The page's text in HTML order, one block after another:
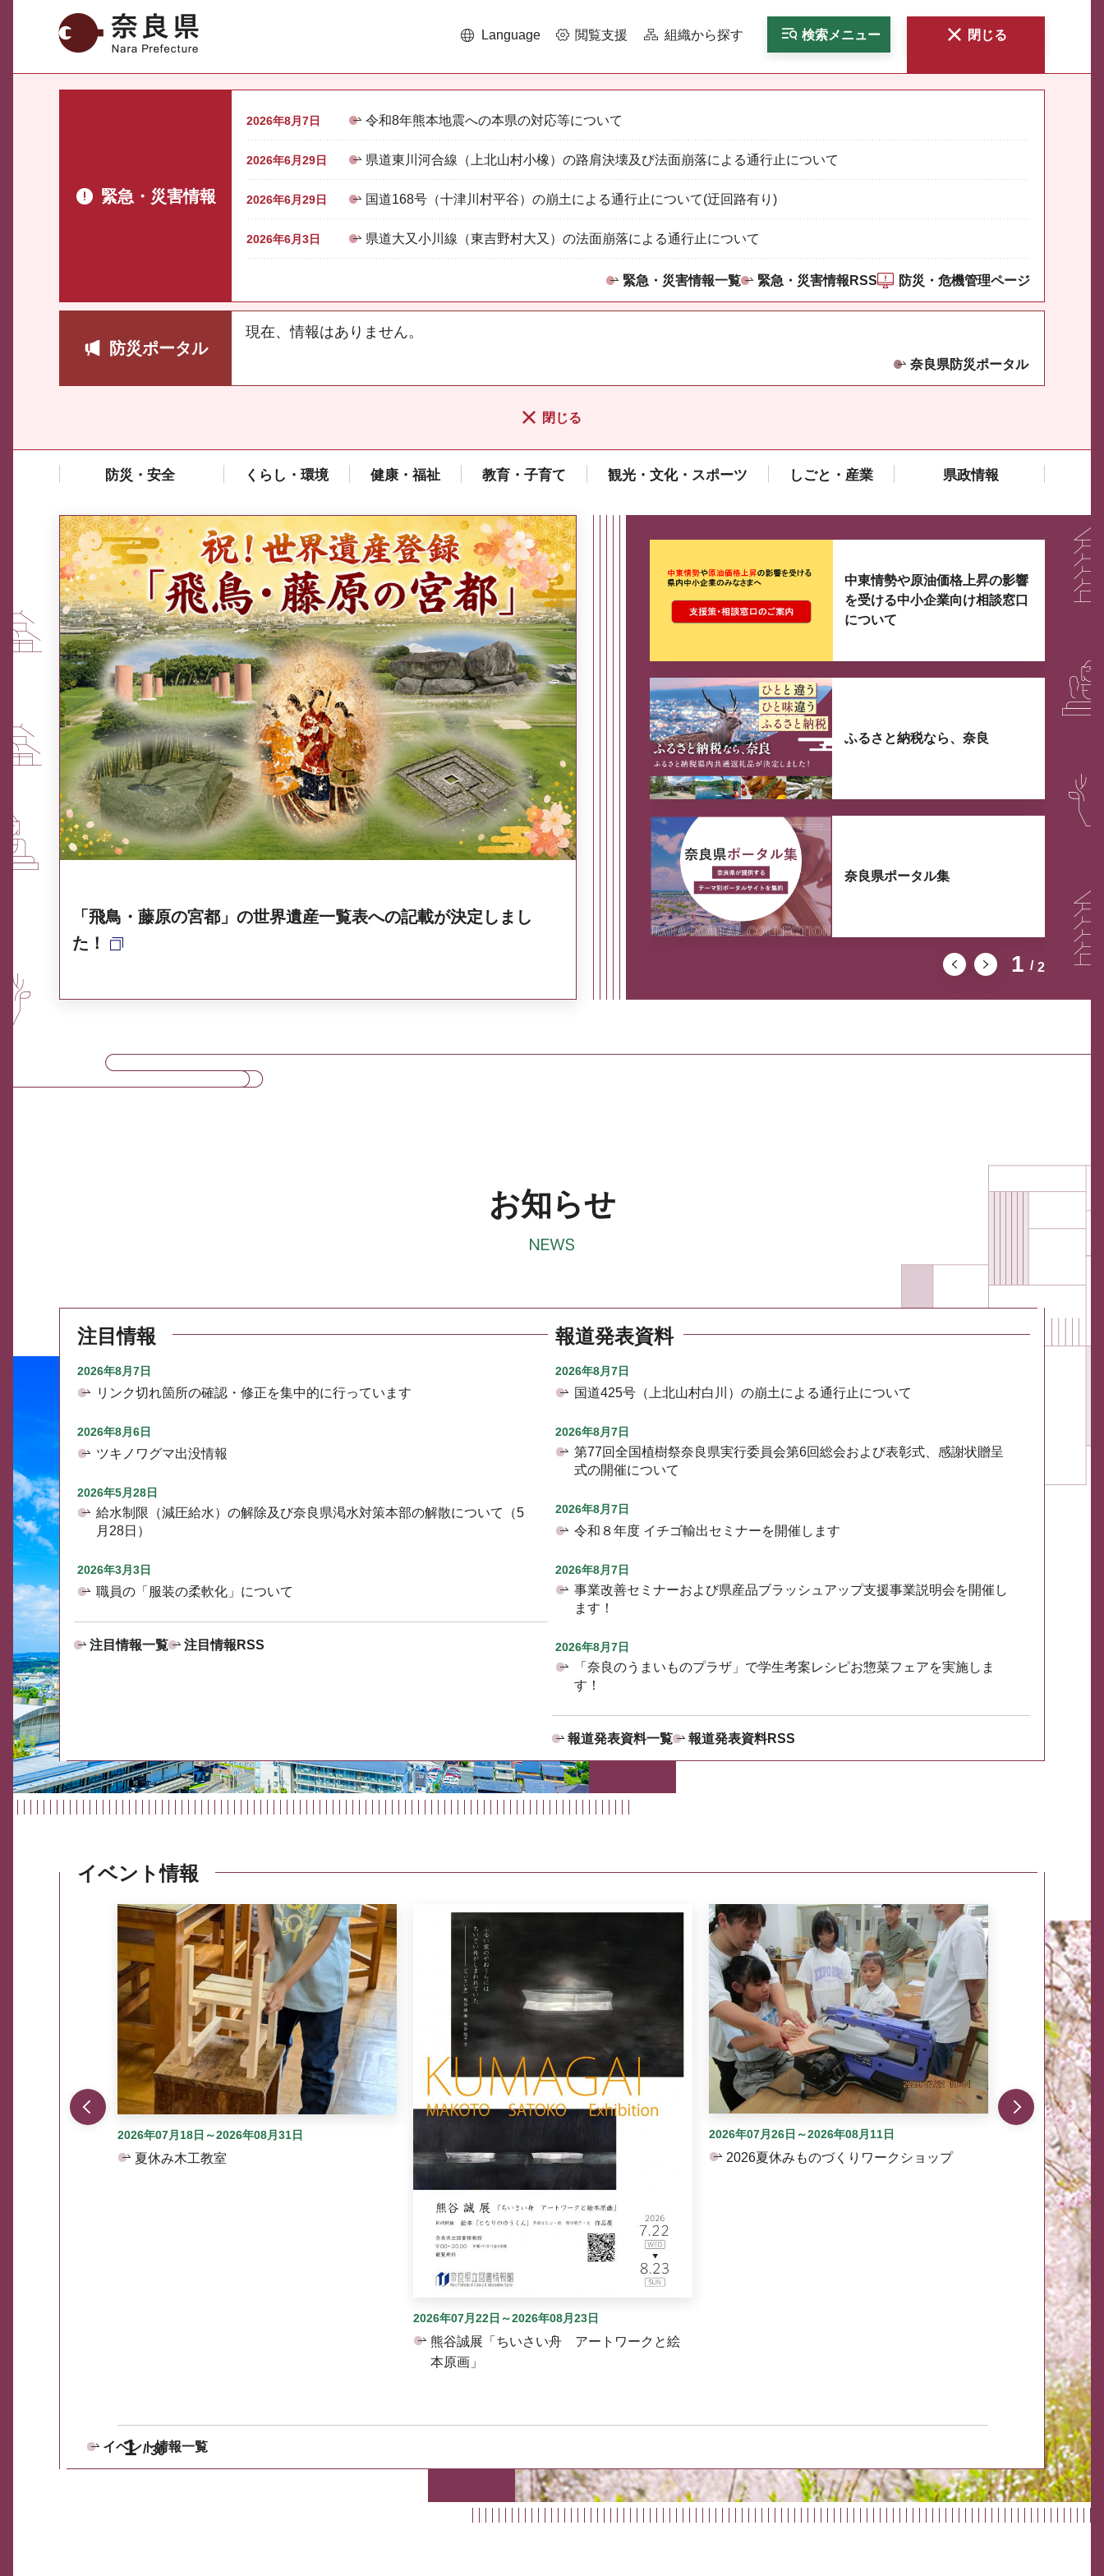
奈良県 Language 閲覧支援 組織から探す 検索メニュー 閉じる
緊急・災害情報
2026年8月7日 令和8年熊本地震への本県の対応等について
2026年6月29日 県道東川河合線（上北山村小橡）の路肩決壊及び法面崩落による通行止について
2026年6月29日 国道168号（十津川村平谷）の崩土による通行止について(迂回路有り)
2026年6月3日 県道大又小川線（東吉野村大又）の法面崩落による通行止について
緊急・災害情報一覧 緊急・災害情報RSS 防災・危機管理ページ
防災ポータル
現在、情報はありません。
奈良県防災ポータル
閉じる
防災・安全 くらし・環境 健康・福祉 教育・子育て 観光・文化・スポーツ しごと・産業 県政情報
「飛鳥・藤原の宮都」の世界遺産一覧表への記載が決定しまし
た！
ここから最大3つずつ情報が表示されるスライダーがあります。
1 2
中東情勢や原油価格上昇の影響
を受ける中小企業向け相談窓口
について
ふるさと納税なら、奈良
県広報誌「県民だより奈良」
2026年8月号
奈良県政策集
中東情勢や原油価格上昇の影響
を受ける中小企業向け相談窓口
について
ふるさと納税なら、奈良
奈良県ポータル集
お知らせ
注目情報
2026年8月7日
リンク切れ箇所の確認・修正を集中的に行っています
2026年8月6日
ツキノワグマ出没情報
2026年5月28日
給水制限（減圧給水）の解除及び奈良県渇水対策本部の解散について（5
月28日）
2026年3月3日
職員の「服装の柔軟化」について
注目情報一覧 注目情報RSS
報道発表資料
2026年8月7日
国道425号（上北山村白川）の崩土による通行止について
2026年8月7日
第77回全国植樹祭奈良県実行委員会第6回総会および表彰式、感謝状贈呈
式の開催について
2026年8月7日
令和８年度 イチゴ輸出セミナーを開催します
2026年8月7日
事業改善セミナーおよび県産品ブラッシュアップ支援事業説明会を開催し
ます！
2026年8月7日
「奈良のうまいものプラザ」で学生考案レシピお惣菜フェアを実施しま
す！
報道発表資料一覧 報道発表資料RSS
イベント情報
1 30
2026年07月18日～2026年08月31日
夏休み木工教室
2026年07月22日～2026年08月23日
熊谷誠展「ちいさい舟 アートワークと絵
本原画」
2026年07月26日～2026年08月11日
2026夏休みものづくりワークショップ
イベント情報一覧